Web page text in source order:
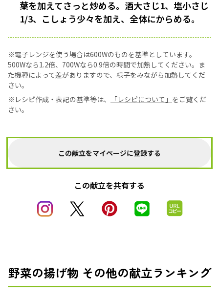
葉を加えてさっと炒める。酒大さじ1、塩小さじ
1/3、こしょう少々を加え、全体にからめる。
※電子レンジを使う場合は600Wのものを基準としています。
500Wなら1.2倍、700Wなら0.9倍の時間で加熱してください。ま
た機種によって差がありますので、様子をみながら加熱してくだ
さい。
※レシピ作成・表記の基準等は、
「レシピについて」 をご覧くだ
さい。
この献立をマイページに登録する
この献立を共有する
野菜の揚げ物 その他の献立ランキング